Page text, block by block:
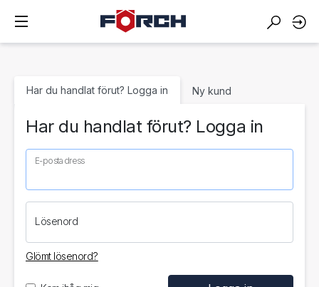
Har du handlat förut? Logga in Ny kund
Har du handlat förut? Logga in
E-postadress
Lösenord
Glömt lösenord?